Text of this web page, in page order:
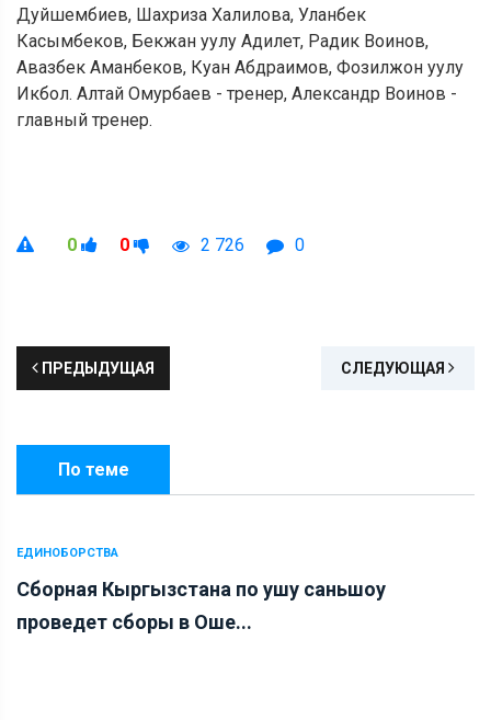
Дуйшембиев, Шахриза Халилова, Уланбек
Касымбеков, Бекжан уулу Адилет, Радик Воинов,
Авазбек Аманбеков, Куан Абдраимов, Фозилжон уулу
Икбол. Алтай Омурбаев - тренер, Александр Воинов -
главный тренер.
0 0 2 726 0
ПРЕДЫДУЩАЯ СЛЕДУЮЩАЯ
По теме
ЕДИНОБОРСТВА
Сборная Кыргызстана по ушу саньшоу
проведет сборы в Оше...